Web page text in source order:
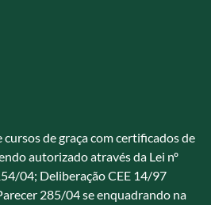
de graça com certificados de
autorizado através da Lei nº
04; Deliberação CEE 14/97
285/04 se enquadrando na